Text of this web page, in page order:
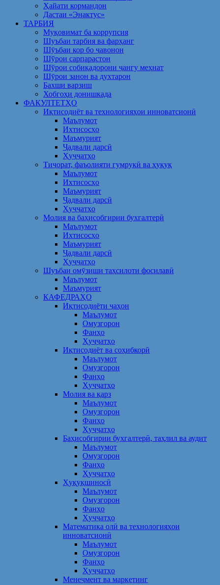
Ҳайати кормандон
Дастаи «Энактус»
ТАРБИЯ
Муқовимат ба коррупсия
Шуъбаи тарбия ва фарҳанг
Шӯъбаи кор бо ҷавонон
Шўрои сарпарастон
Шўрои собиқадорони ҷангу меҳнат
Шӯрои занон ва духтарон
Бахши варзиш
Хобгоҳи донишкада
ФАКУЛТЕТҲО
Иқтисодиёт ва технологияҳои инноватсионӣ
Маълумот
Ихтисосҳо
Маъмурият
Ҷадвали дарсӣ
Ҳуҷҷатҳо
Тиҷорат, фаъолияти гумрукӣ ва ҳуқуқ
Маълумот
Ихтисосҳо
Маъмурият
Ҷадвали дарсӣ
Ҳуҷҷатҳо
Молия ва баҳисобгирии бухгалтерӣ
Маълумот
Ихтисосҳо
Маъмурият
Ҷадвали дарсӣ
Ҳуҷҷатҳо
Шуъбаи омӯзиши таҳсилоти фосилавӣ
Маълумот
Маъмурият
КАФЕДРАҲО
Иқтисодиёти ҷаҳон
Маълумот
Омузгорон
Фанҳо
Ҳуҷҷатҳо
Иқтисодиёт ва соҳибкорӣ
Маълумот
Омузгорон
Фанҳо
Ҳуҷҷатҳо
Молия ва қарз
Маълумот
Омузгорон
Фанҳо
Ҳуҷҷатҳо
Баҳисобгирии бухгалтерӣ, таҳлил ва аудит
Маълумот
Омузгорон
Фанҳо
Ҳуҷҷатҳо
Ҳуқуқшиносӣ
Маълумот
Омузгорон
Фанҳо
Ҳуҷҷатҳо
Математика олӣ ва технологияҳои
инноватсионӣ
Маълумот
Омузгорон
Фанҳо
Ҳуҷҷатҳо
Менеҷмент ва маркетинг